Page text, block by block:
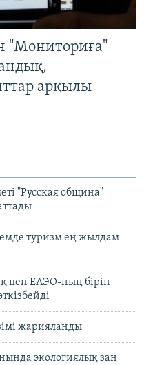
"Мониториға"
арқылы
"Русская община"
туризм ең жылдам
пен ЕАЭО-ның бірін
жарияланды
экологиялық заң